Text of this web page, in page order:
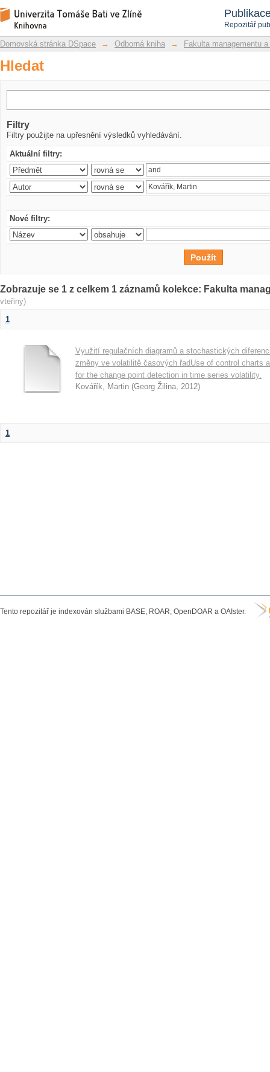
Repozitář
Hledat
Repozitář DSpace/Manakin
Domovská stránka DSpace → Odborná kniha → Fakulta managementu
Hledat
Filtry
Filtry použijte na upřesnění výsledků vyhledávání.
Aktuální filtry:
Nové filtry:
Zobrazuje se 1 z celkem 1 záznamů kolekce: Fakulta
vteřiny)
1
Využití regulačních diagramů a stochastických
změny ve volatilitě časových řadUse of control charts
for the change point detection in time series volatility.
Kovářík, Martin (Georg Žilina, 2012)
1
Tento repozitář je indexován službami BASE, ROAR, OpenDOAR a OAIster.